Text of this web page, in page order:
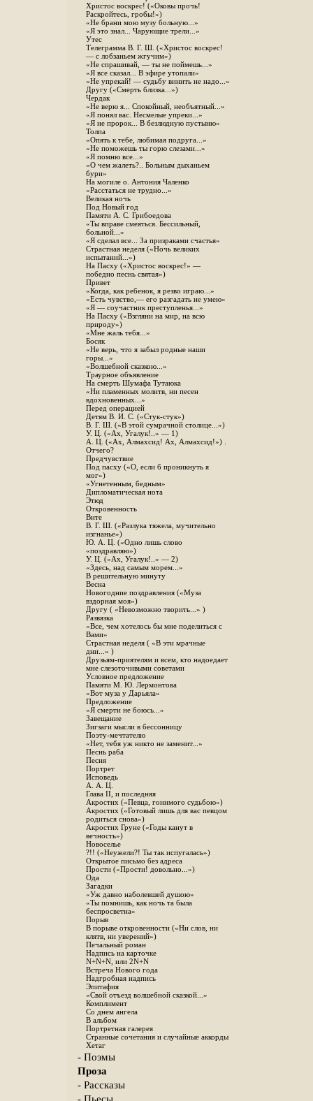
Христос воскрес! («Оковы прочь!
Раскройтесь, гробы!»)
«Не брани мою музу больную...»
«Я это знал... Чарующие трели...»
Утес
Телеграмма В. Г. Ш. («Христос воскрес!
— с лобзаньем жгучим»)
«Не спрашивай, — ты не поймешь...»
«Я все сказал... В эфире утопали»
«Не упрекай! — судьбу винить не надо...»
Другу («Смерть близка...»)
Чердак
«Не верю я... Спокойный, необъятный...»
«Я понял вас. Несмелые упреки...»
«Я не пророк... В безлюдную пустыню»
Толпа
«Опять к тебе, любимая подруга...»
«Не поможешь ты горю слезами...»
«Я помню все...»
«О чем жалеть?.. Больным дыханьем
бури»
На могиле о. Антония Чаленко
«Расстаться не трудно...»
Великая ночь
Под Новый год
Памяти А. С. Грибоедова
«Ты вправе смеяться. Бессильный,
больной...»
«Я сделал все... За призраками счастья»
Страстная неделя («Ночь великих
испытаний...»)
На Пасху («Христос воскрес!» —
победно песнь святая»)
Привет
«Когда, как ребенок, я резво играю...»
«Есть чувство,— его разгадать не умею»
«Я — соучастник преступленья...»
На Пасху («Взгляни на мир, на всю
природу»)
«Мне жаль тебя...»
Босяк
«Не верь, что я забыл родные наши
горы...»
«Волшебной сказкою...»
Траурное объявление
На смерть Шумафа Тутаюка
«Ни пламенных молитв, ни песен
вдохновенных...»
Перед операцией
Детям В. И. С. («Стук-стук»)
В. Г. Ш. («В этой сумрачной столице...»)
У. Ц. («Ах, Угалук!..» — 1)
А. Ц. («Ах, Алмахсид! Ах, Алмахсид!») .
Отчего?
Предчувствие
Под пасху («О, если б проникнуть я
мог»)
«Угнетенным, бедным»
Дипломатическая нота
Этюд
Откровенность
Вите
B. Г. Ш. («Разлука тяжела, мучительно
изгнанье»)
Ю. А. Ц. («Одно лишь слово
«поздравляю»)
У. Ц. («Ах, Угалук!..» — 2)
«Здесь, над самым морем...»
В решительную минуту
Весна
Новогодние поздравления («Муза
вздорная моя»)
Другу ( «Невозможно творить...» )
Развязка
«Все, чем хотелось бы мне поделиться с
Вами»
Страстная неделя ( «В эти мрачные
дни...» )
Друзьям-приятелям и всем, кто надоедает
мне слезоточивыми советами
Условное предложение
Памяти М. Ю. Лермонтова
«Вот муза у Дарьяла»
Предложение
«Я смерти не боюсь...»
Завещание
Зигзаги мысли в бессонницу
Поэту-мечтателю
«Нет, тебя уж никто не заменит...»
Песнь раба
Песня
Портрет
Исповедь
А. А. Ц.
Глава II, и последняя
Акростих («Певца, гонимого судьбою»)
Акростих («Готовый лишь для вас певцом
родиться снова»)
Акростих Груне («Годы канут в
вечность»)
Новоселье
?!! («Неужели?! Ты так испугалась»)
Открытое письмо без адреса
Прости («Прости! довольно...»)
Ода
Загадки
«Уж давно наболевшей душою»
«Ты помнишь, как ночь та была
беспросветна»
Порыв
В порыве откровенности («Ни слов, ни
клятв, ни уверений»)
Печальный роман
Надпись на карточке
N+N+N, или 2N+N
Встреча Нового года
Надгробная надпись
Эпитафия
«Свой отъезд волшебной сказкой...»
Комплимент
Со днем ангела
В альбом
Портретная галерея
Странные сочетания и случайные аккорды
Хетаг
- Поэмы
Проза
- Рассказы